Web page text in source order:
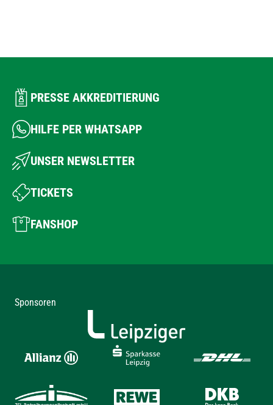
PRESSE AKKREDITIERUNG
HILFE PER WHATSAPP
UNSER NEWSLETTER
TICKETS
FANSHOP
Sponsoren